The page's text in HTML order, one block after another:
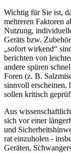
Wichtig ‍für Sie ist,
mehreren Faktoren
Nutzung,
Geräts bzw.
„sofort ⁢wirkend“
berichten von
andere spüren
Foren​ (z. ⁢B.
sinnvoll erscheinen,⁤
sollen kritisch
Aus
sich ‍vor einer
und
rat einzuholen -‍
Geräten,